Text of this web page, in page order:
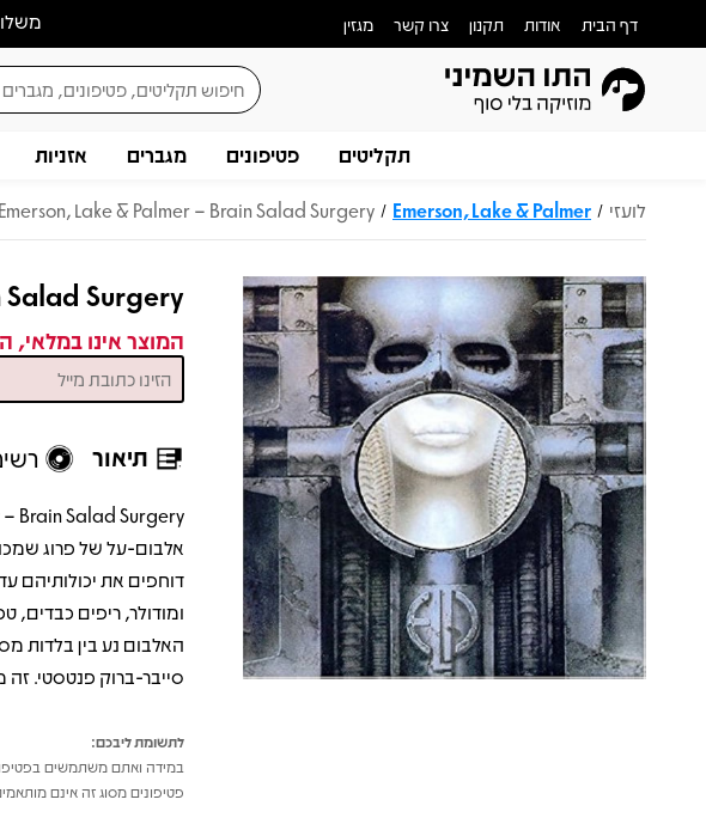
דף הבית אודות תקנון צרו קשר מגזין
תקליטים פטיפונים מגברים אזניות
לועזי /
Emerson, Lake & Palmer
/
Emerson, Lake & Palmer – Brain Salad Surgery
Salad Surgery
המוצר אינו במלאי,
תיאור
– Brain Salad Surgery
דוחפים את יכולותיהם
ומודולר, ריפים כבדים,
סייבר-ברוק פנטסטי.
לתשומת ליבכם:
במידה ואתם משתמשים בפטיפון
פטיפונים מסוג זה אינם